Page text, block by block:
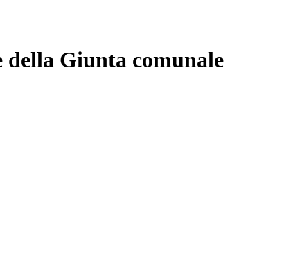
della Giunta comunale